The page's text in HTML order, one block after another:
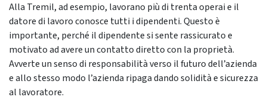
Alla Tremil, ad esempio, lavorano più di trenta operai e il
datore di lavoro conosce tutti i dipendenti. Questo è
importante, perché il dipendente si sente rassicurato e
motivato ad avere un contatto diretto con la proprietà.
Avverte un senso di responsabilità verso il futuro dell’azienda
e allo stesso modo l’azienda ripaga dando solidità e sicurezza
al lavoratore.